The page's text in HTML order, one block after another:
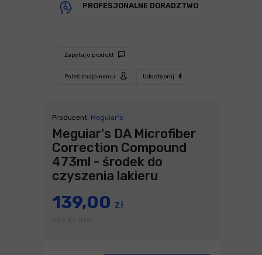
PROFESJONALNE DORADZTWO
Zapytaj o produkt
Poleć znajomemu Udostępnij
Producent: Meguiar's
Meguiar's DA Microfiber
Correction Compound
473ml - środek do
czyszenia lakieru
139,00 zł